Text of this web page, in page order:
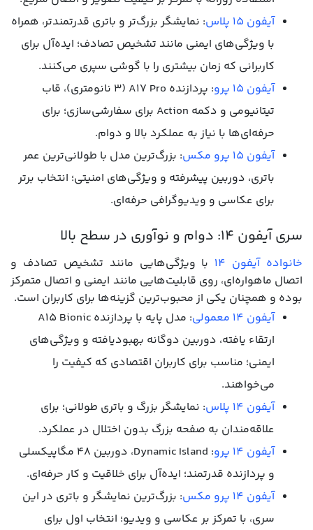
آیفون 15 پلاس
: نمایشگر بزرگ‌تر و باتری قدرتمندتر، همراه
با ویژگی‌های ایمنی مانند تشخیص تصادف؛ ایده‌آل برای
کاربرانی که زمان بیشتری را با گوشی سپری می‌کنند.
آیفون 15 پرو
: پردازنده A17 Pro (۳ نانومتری)، قاب
تیتانیومی و دکمه Action برای سفارشی‌سازی؛ برای
حرفه‌ای‌ها با نیاز به عملکرد بالا و دوام.
آیفون 15 پرو مکس
: بزرگ‌ترین مدل با طولانی‌ترین عمر
باتری، دوربین پیشرفته و ویژگی‌های امنیتی؛ انتخاب برتر
برای عکاسی و ویدیوگرافی حرفه‌ای.
سری آيفون 14: دوام و نوآوری در سطح بالا
خانواده آیفون 14
با ویژگی‌هایی مانند تشخیص تصادف و
اتصال ماهواره‌ای، روی قابلیت‌هایی مانند ایمنی و اتصال متمرکز
بوده و همچنان یکی از محبوب‌ترین گزینه‌ها برای کاربران است.
آیفون 14 معمولی
: مدل پایه با پردازنده A15 Bionic
ارتقاء یافته، دوربین دوگانه بهبودیافته و ویژگی‌های
ایمنی؛ مناسب برای کاربران اقتصادی که کیفیت را
می‌خواهند.
آیفون 14 پلاس
: نمایشگر بزرگ و باتری طولانی؛ برای
علاقه‌مندان به صفحه بزرگ بدون اختلال در عملکرد.
آیفون 14 پرو
: Dynamic Island، دوربین ۴۸ مگاپیکسلی
و پردازنده قدرتمند؛ ایده‌آل برای خلاقیت و کار حرفه‌ای.
آیفون 14 پرو مکس
: بزرگ‌ترین نمایشگر و باتری در این
سری، با تمرکز بر عکاسی و ویدیو؛ انتخاب اول برای